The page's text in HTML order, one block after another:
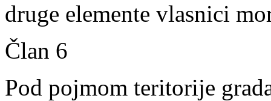
druge elemente vlasnici
Član 6
Pod pojmom teritorije